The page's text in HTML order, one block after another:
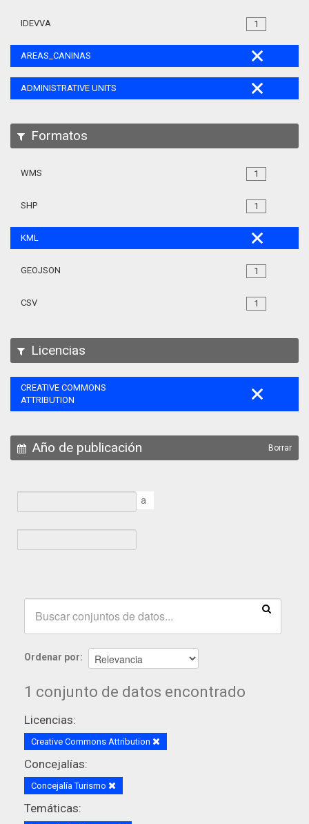
1
IDEVVA
AREAS_CANINAS
ADMINISTRATIVE UNITS
Formatos
1
WMS
1
SHP
KML
1
GEOJSON
1
CSV
Licencias
CREATIVE COMMONS
ATTRIBUTION
Año de publicación Borrar
a
Ordenar por
1 conjunto de datos encontrado
Licencias:
Creative Commons Attribution
Concejalías:
Concejalía Turismo
Temáticas: